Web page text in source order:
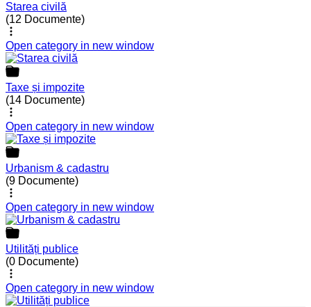
Starea civilă
(12 Documente)
Open category in new window
Taxe și impozite
(14 Documente)
Open category in new window
Urbanism & cadastru
(9 Documente)
Open category in new window
Utilități publice
(0 Documente)
Open category in new window